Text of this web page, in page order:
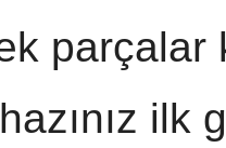
parçalar
ilk